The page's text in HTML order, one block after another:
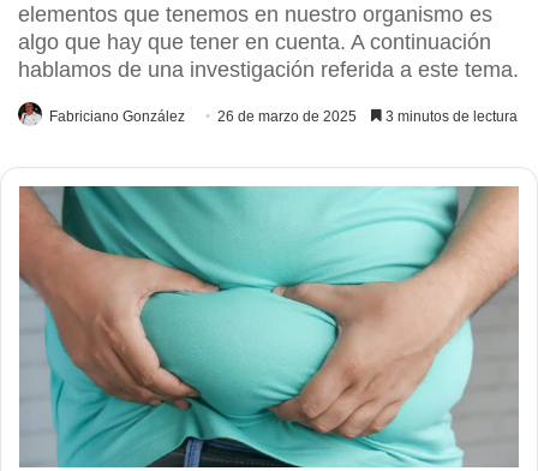
elementos que tenemos en nuestro organismo es
algo que hay que tener en cuenta. A continuación
hablamos de una investigación referida a este tema.
Fabriciano González 26 de marzo de 2025 3 minutos de lectura